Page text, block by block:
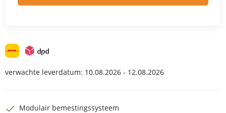
verwachte leverdatum: 10.08.2026 - 12.08.2026
Modulair bemestingssysteem